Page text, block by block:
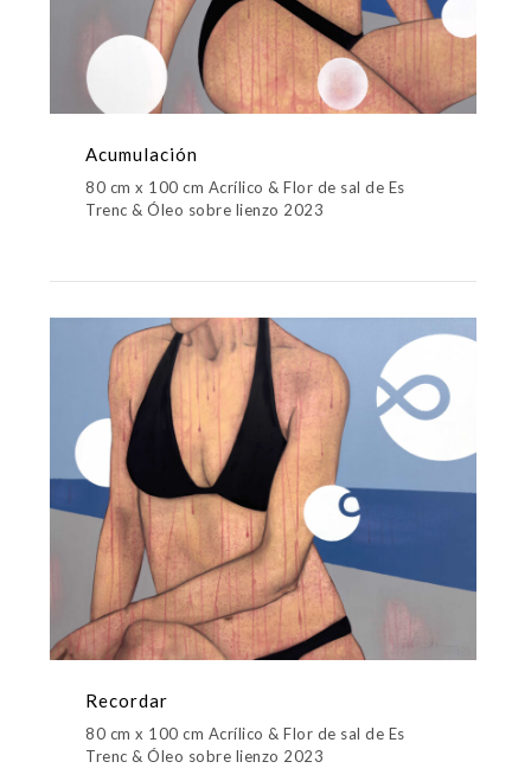
Acumulación
80 cm x 100 cm Acrílico & Flor de sal de Es
Trenc & Óleo sobre lienzo 2023
Recordar
80 cm x 100 cm Acrílico & Flor de sal de Es
Trenc & Óleo sobre lienzo 2023